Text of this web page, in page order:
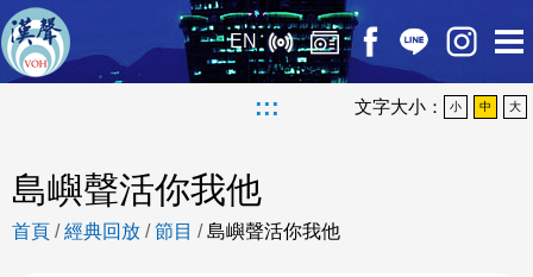
EN
::: 文字大小： 小 中 大
島嶼聲活你我他
首頁 /經典回放 /節目 /島嶼聲活你我他